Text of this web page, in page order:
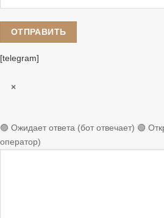
[telegram]
×
🟣 Ожидает ответа (бот отвечает) 🟢
оператор)